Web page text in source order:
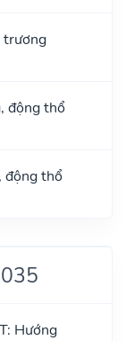
trương
động thổ
động thổ
Hướng